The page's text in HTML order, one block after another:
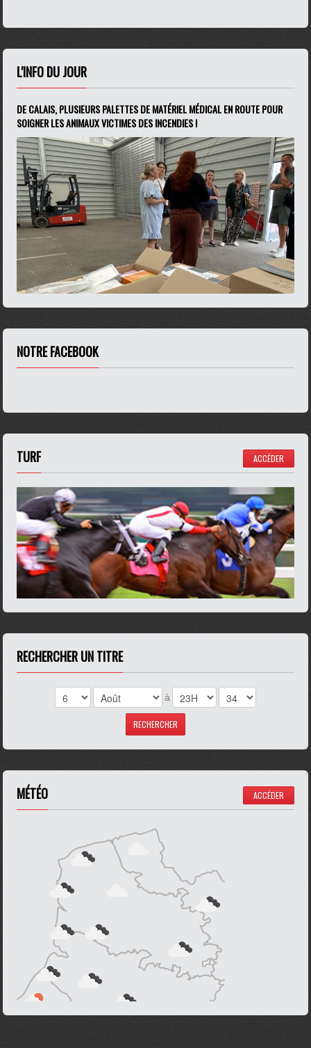
L'INFO DU JOUR
DE CALAIS, PLUSIEURS PALETTES DE MATÉRIEL MÉDICAL EN ROUTE POUR
SOIGNER LES ANIMAUX VICTIMES DES INCENDIES !
NOTRE FACEBOOK
TURF ACCÉDER
RECHERCHER UN TITRE
à
MÉTÉO ACCÉDER